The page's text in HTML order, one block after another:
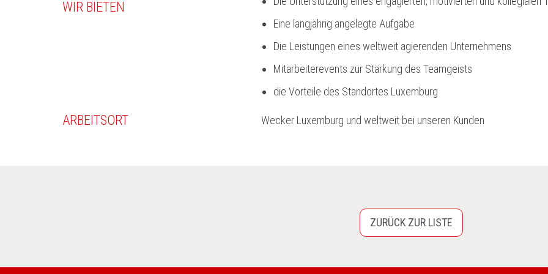
WIR BIETEN
Eine langjährig angelegte Aufgabe
Die Leistungen eines weltweit agierenden Unternehmens
Mitarbeiterevents zur Stärkung des Teamgeists
die Vorteile des Standortes Luxemburg
ARBEITSORT Wecker Luxemburg und weltweit bei unseren Kunden
ZURÜCK ZUR LISTE